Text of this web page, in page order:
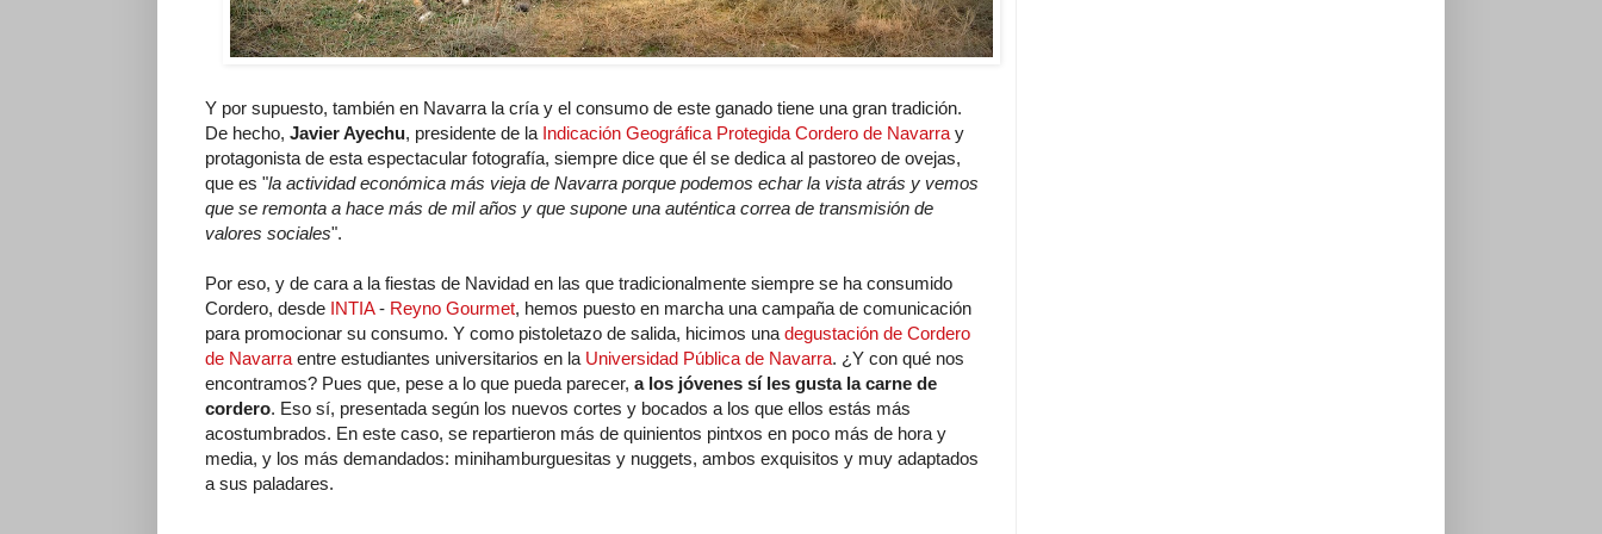
Y por supuesto, también en Navarra la cría y el consumo de este ganado tiene una gran tradición.
De hecho, Javier Ayechu, presidente de la Indicación Geográfica Protegida Cordero de Navarra y
protagonista de esta espectacular fotografía, siempre dice que él se dedica al pastoreo de ovejas,
que es "la actividad económica más vieja de Navarra porque podemos echar la vista atrás y vemos
que se remonta a hace más de mil años y que supone una auténtica correa de transmisión de
valores sociales".
Por eso, y de cara a la fiestas de Navidad en las que tradicionalmente siempre se ha consumido
Cordero, desde INTIA- Reyno Gourmet, hemos puesto en marcha una campaña de comunicación
para promocionar su consumo. Y como pistoletazo de salida, hicimos una degustación de Cordero
de Navarra entre estudiantes universitarios en la Universidad Pública de Navarra. ¿Y con qué nos
encontramos? Pues que, pese a lo que pueda parecer, a los jóvenes sí les gusta la carne de
cordero. Eso sí, presentada según los nuevos cortes y bocados a los que ellos estás más
acostumbrados. En este caso, se repartieron más de quinientos pintxos en poco más de hora y
media, y los más demandados: minihamburguesitas y nuggets, ambos exquisitos y muy adaptados
a sus paladares.